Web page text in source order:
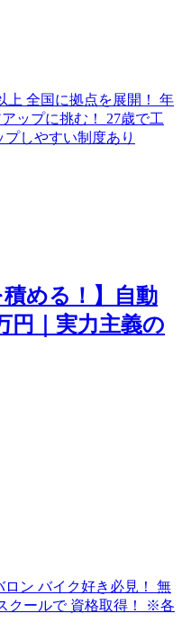
積める！】自動
円｜実力主義の